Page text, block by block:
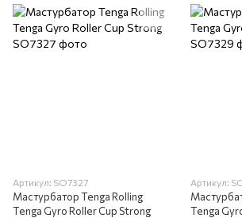
Артикул: SO7327
Мастурбатор Tenga Rolling
Tenga Gyro Roller Cup Strong
Артикул:
Tenga